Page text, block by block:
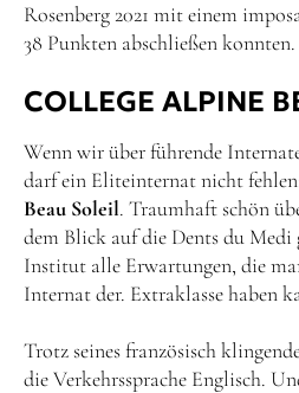
Rosenberg 2021 mit einem
38 Punkten abschließen
COLLEGE ALPINE
Wenn wir über führende
darf ein Eliteinternat nicht
Beau Soleil. Traumhaft schön
dem Blick auf die Dents du Medi
Institut alle Erwartungen, die
Internat der. Extraklasse haben
Trotz seines französisch
die Verkehrssprache Englisch.